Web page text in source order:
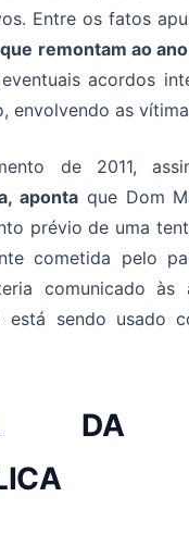
Entre os fatos
remontam ao
acordos
envolvendo as
de 2011,
apontaque Dom
prévio de uma
cometida pelo
comunicado às
está sendo usado
DA